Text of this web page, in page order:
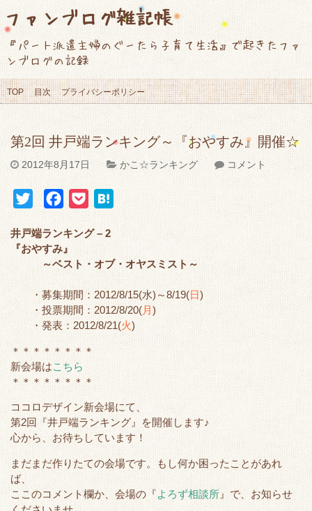
ファンブログ雑記帳
『パート派遣主婦のぐーたら子育て生活』で起きたファ
ンブログの記録
TOP 目次 プライバシーポリシー
第2回 井戸端ランキング～『おやすみ』開催☆
2012年8月17日 かこ☆ランキング コメント
i
e
c
e
o
o
c
t
e
a
井戸端ランキング – 2
『おやすみ』
～ベスト・オブ・オヤスミスト～
・募集期間：2012/8/15(水)～8/19(日)
・投票期間：2012/8/20(月 )
・発表：2012/8/21(火)
＊＊＊＊＊＊＊＊
新会場はこちら
＊＊＊＊＊＊＊＊
ココロデザイン新会場にて、
第2回『井戸端ランキング』を開催します♪
心から、お待ちしています！
まだまだ作りたての会場です。もし何か困ったことがあれ
ば、
ここのコメント欄か、会場の『よろず相談所 』で、お知らせ